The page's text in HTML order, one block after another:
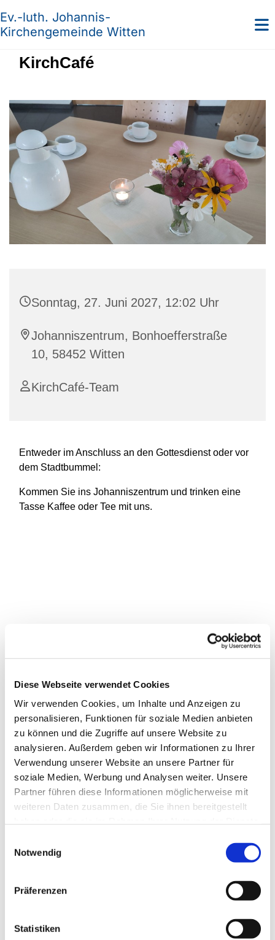
Diese Webseite verwendet Cookies
Wir verwenden Cookies, um Inhalte und Anzeigen zu
personalisieren, Funktionen für soziale Medien anbieten
zu können und die Zugriffe auf unsere Website zu
analysieren. Außerdem geben wir Informationen zu Ihrer
Verwendung unserer Website an unsere Partner für
soziale Medien, Werbung und Analysen weiter. Unsere
Partner führen diese Informationen möglicherweise mit
weiteren Daten zusammen, die Sie ihnen bereitgestellt
Notwendig
Präferenzen
Statistiken
Ev.-luth. Johannis-
Kirchengemeinde Witten
KirchCafé
Sonntag, 27. Juni 2027, 12:02 Uhr
Johanniszentrum, Bonhoefferstraße
10, 58452 Witten
KirchCafé-Team
Entweder im Anschluss an den Gottesdienst oder vor
dem Stadtbummel:
Kommen Sie ins Johanniszentrum und trinken eine
Tasse Kaffee oder Tee mit uns.
Dies könnte Sie auch
interessieren